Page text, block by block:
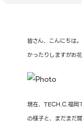
皆さん、こんにちは
かったりしますがお
現在、TECH.C.福岡
の様子と、まだまだ